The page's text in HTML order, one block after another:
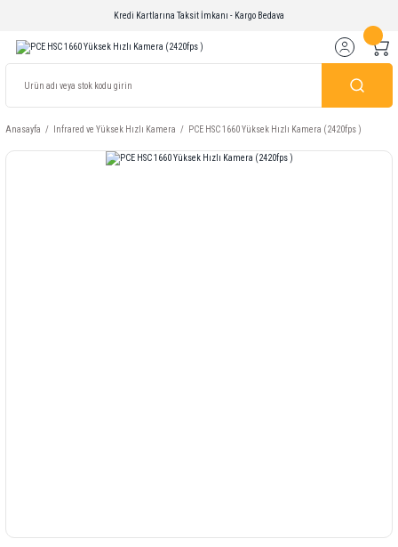
Kredi Kartlarına Taksit İmkanı - Kargo Bedava
Anasayfa Infrared ve Yüksek Hızlı Kamera PCE HSC 1660 Yüksek Hızlı Kamera (2420fps )